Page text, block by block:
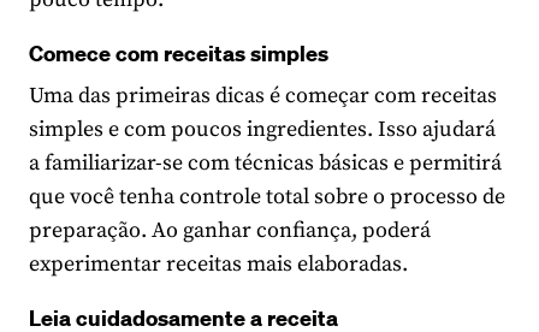
Comece com receitas simples
Uma das primeiras dicas é começar com receitas
simples e com poucos ingredientes. Isso ajudará
a familiarizar-se com técnicas básicas e permitirá
que você tenha controle total sobre o processo de
preparação. Ao ganhar confiança, poderá
experimentar receitas mais elaboradas.
Leia cuidadosamente a receita